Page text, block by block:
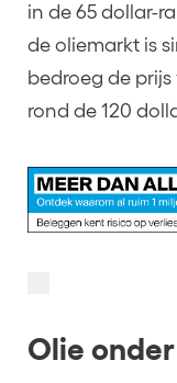
in de 65 dollar-
de oliemarkt is
bedroeg de
rond de 120
Olie